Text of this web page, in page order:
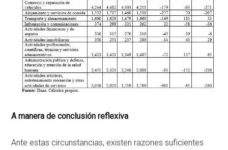
A manera de conclusión reflexiva
Ante estas circunstancias, existen razones suficientes